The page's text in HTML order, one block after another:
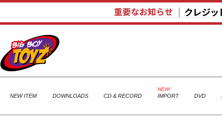
NEW ITEM DOWNLOADS CD & RECORD IMPORT DVD